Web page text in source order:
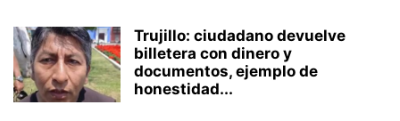
Trujillo: ciudadano devuelve
billetera con dinero y
documentos, ejemplo de
honestidad...